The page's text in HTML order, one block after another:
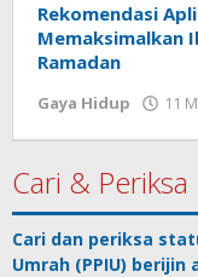
Rekomendasi
Memaksimalkan
Ramadan
Gaya Hidup 11
Cari & Periksa
Cari dan periksa
Umrah (PPIU) berijin